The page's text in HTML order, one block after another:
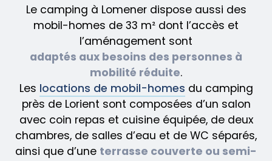
Le camping à Lomener dispose aussi des
mobil-homes de 33 m² dont l’accès et
l’aménagement sont
adaptés aux besoins des personnes à
mobilité réduite.
Les locations de mobil-homes du camping
près de Lorient sont composées d’un salon
avec coin repas et cuisine équipée, de deux
chambres, de salles d’eau et de WC séparés,
ainsi que d’une terrasse couverte ou semi-